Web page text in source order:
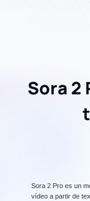
Sora 2
Sora 2 Pro es un
vídeo a partir de